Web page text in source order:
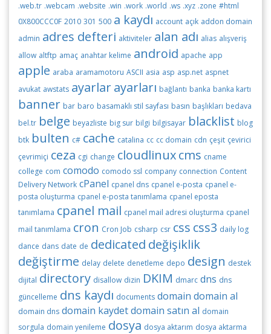
.web.tr .webcam .website .win .work .world .ws .xyz .zone #html
0X800CCC0F 2010 301 500 a kaydı account açık addon domain
admin adres defteri aktiviteler alan adı alias alışveriş
allow altftp amaç anahtar kelime android apache app
apple araba aramamotoru ASCII asia asp asp.net aspnet
avukat awstats ayarlarayarları bağlantı banka banka kartı
banner bar baro basamaklı stil sayfası basın başlıkları bedava
bel.tr belge beyazliste big sur bilgi bilgisayar blacklist blog
btk bulten c# cache catalina cc cc domain cdn çeşit çevirici
çevrimiçi ceza cgi change cloudlinuxcms cname
college com comodo comodo ssl company connection Content
Delivery Network cPanel cpanel dns cpanel e-posta cpanel e-
posta oluşturma cpanel e-posta tanımlama cpanel eposta
tanımlama cpanel mail cpanel mail adresi oluşturma cpanel
mail tanımlama cron Cron Job csharp csr css css3 daily log
dance dans date de dedicated değişiklik
değiştirme delay delete denetleme depo design destek
dijital directory disallow dizin DKIM dmarc dns dns
güncelleme dns kaydı documents domain domain al
domain dns domain kaydetdomain satın al domain
sorgula domain yenileme dosya dosya aktarım dosya aktarma